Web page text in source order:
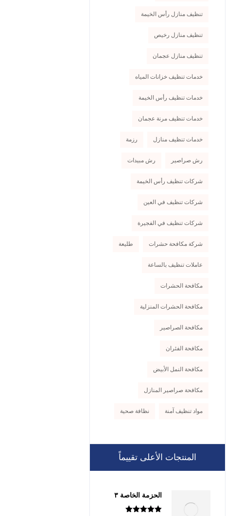
تنظيف منازل رأس الخيمة
تنظيف منازل رخيص
تنظيف منازل عجمان
خدمات تنظيف خزانات المياه
خدمات تنظيف رأس الخيمة
خدمات تنظيف مرنة عجمان
خدمات تنظيف منازل رزمة
رش صراصير رش مبيدات
شركات تنظيف رأس الخيمة
شركات تنظيف في العين
شركات تنظيف في الفجيرة
شركة مكافحة حشرات طليعة
عاملات تنظيف بالساعة
مكافحة الحشرات
مكافحة الحشرات المنزلية
مكافحة الصراصير
مكافحة الفئران
مكافحة النمل الأبيض
مكافحة صراصير المنازل
مواد تنظيف آمنة نظافة صحية
المنتجات الأعلى تقييماً
الحزمة الخاصة ٣